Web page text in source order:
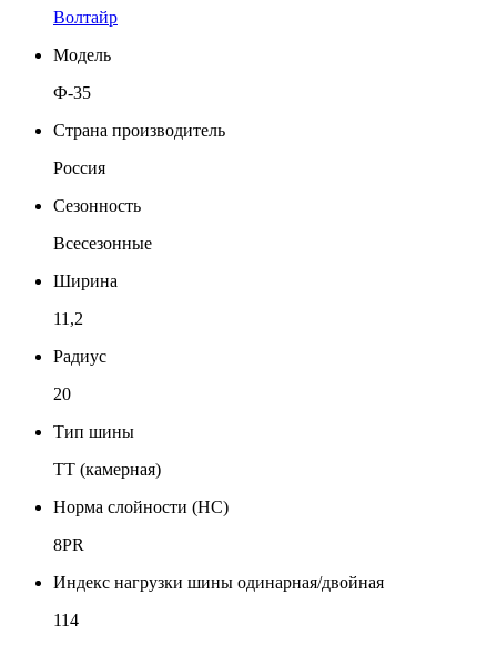
Волтайр
Модель
Ф-35
Страна производитель
Россия
Сезонность
Всесезонные
Ширина
11,2
Радиус
20
Тип шины
TT (камерная)
Норма слойности (НС)
8PR
Индекс нагрузки шины одинарная/двойная
114